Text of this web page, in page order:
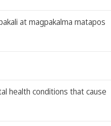
at magpakalma matapos
health conditions that cause